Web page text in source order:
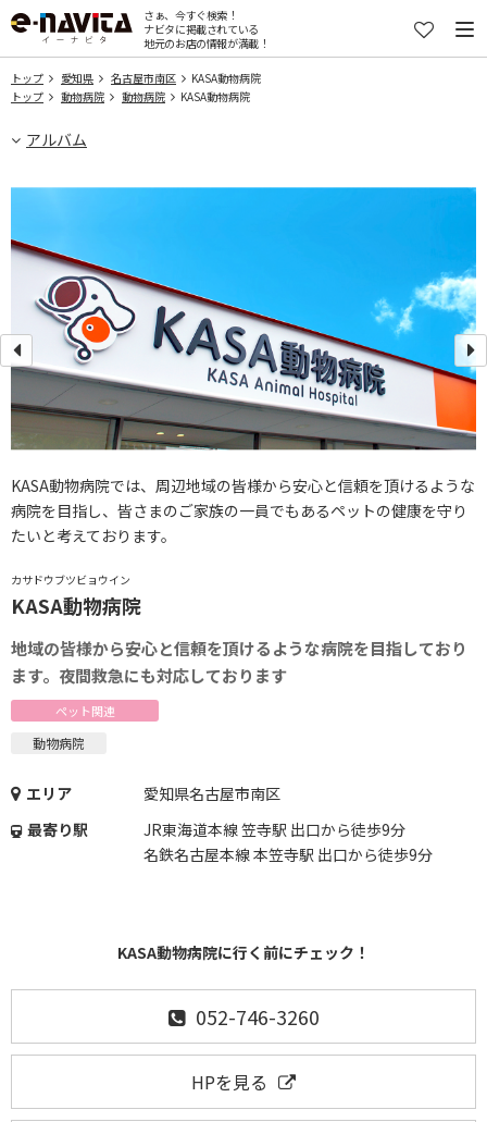
さぁ、今すぐ検索！
ナビタに掲載されている
地元のお店の情報が満載！
トップ 愛知県 名古屋市南区
KASA動物病院
トップ
動物病院 動物病院 KASA動物病院
アルバム
カサドウブツビョウイン
KASA動物病院
地域の皆様から安心と信頼を頂けるような病院を目指しており
ます。夜間救急にも対応しております
ペット関連
動物病院
エリア
愛知県名古屋市南区
最寄り駅
JR東海道本線 笠寺駅 出口から徒歩9分
名鉄名古屋本線 本笠寺駅 出口から徒歩9分
KASA動物病院に行く前にチェック！
052-746-3260
HPを見る
KASA動物病院では、周辺地域の皆様から安心と信頼を頂けるような
病院を目指し、皆さまのご家族の一員でもあるペットの健康を守り
たいと考えております。